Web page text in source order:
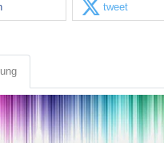
tweet